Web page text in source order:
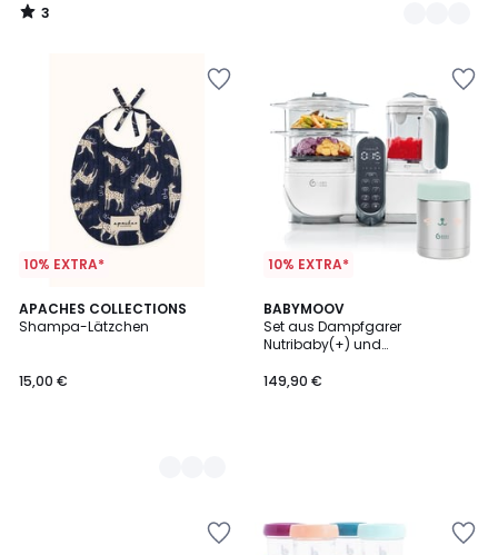
3
/
10% EXTRA*
APACHES COLLECTIONS
Shampa-Lätzchen
15,00 €
3
Farben
10% EXTRA*
BABYMOOV
Set aus Dampfgarer
Nutribaby(+) und
149,90 €